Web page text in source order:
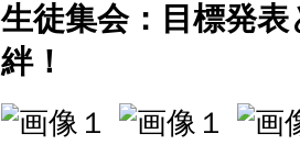
生徒集会：目標発
絆！